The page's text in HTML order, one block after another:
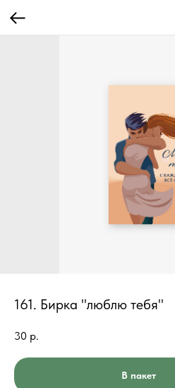
161. Бирка "люблю тебя"
30 р.
В пакет